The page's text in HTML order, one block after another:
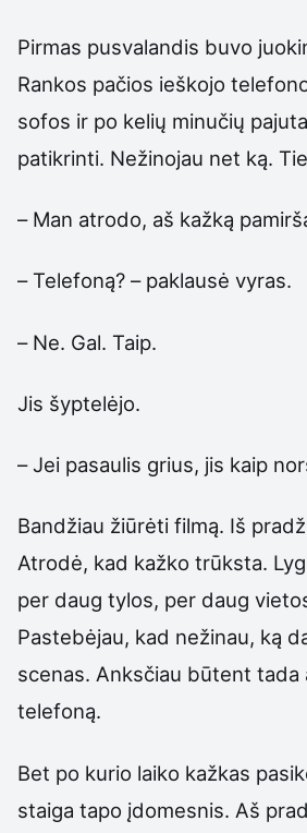
Pirmas pusvalandis buvo
Rankos pačios ieškojo
sofos ir po kelių minučių
patikrinti. Nežinojau net ką.
– Man atrodo, aš kažką
– Telefoną? – paklausė vyras.
– Ne. Gal. Taip.
Jis šyptelėjo.
– Jei pasaulis grius, jis kaip
Bandžiau žiūrėti filmą. Iš
Atrodė, kad kažko trūksta.
per daug tylos, per daug
Pastebėjau, kad nežinau, ką
scenas. Anksčiau būtent tada
telefoną.
Bet po kurio laiko kažkas
staiga tapo įdomesnis. Aš